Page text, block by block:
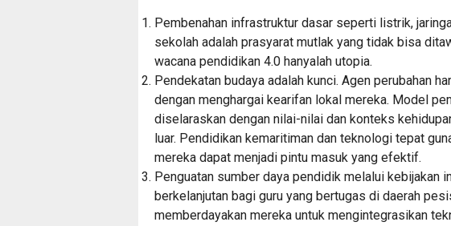
Pembenahan infrastruktur dasar seperti listrik,
sekolah adalah prasyarat mutlak yang tidak bisa
wacana pendidikan 4.0 hanyalah utopia.
Pendekatan budaya adalah kunci. Agen perubahan
dengan menghargai kearifan lokal mereka. Model
diselaraskan dengan nilai-nilai dan konteks
luar. Pendidikan kemaritiman dan teknologi tepat
mereka dapat menjadi pintu masuk yang efektif.
Penguatan sumber daya pendidik melalui kebijakan
berkelanjutan bagi guru yang bertugas di daerah
memberdayakan mereka untuk mengintegrasikan